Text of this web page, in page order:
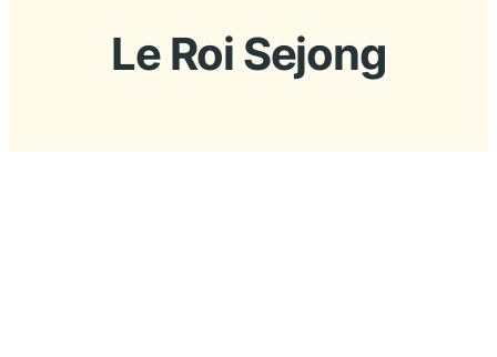
Le Roi Sejong